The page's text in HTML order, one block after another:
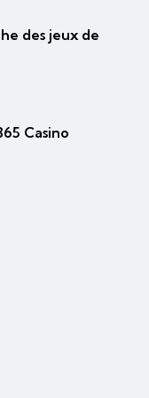
des jeux de
Casino